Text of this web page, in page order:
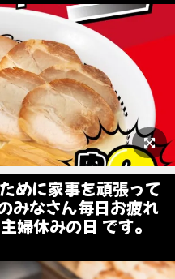
めに家事を頑張って
みなさん毎日お疲れ
婦休みの日 です。